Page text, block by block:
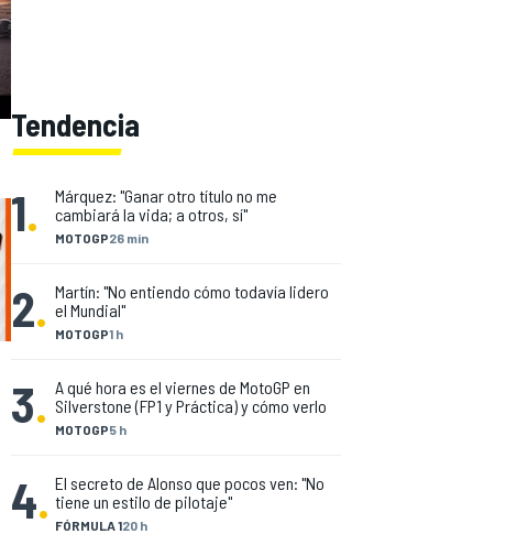
Tendencia
1. MOTOGP26 min
Márquez: "Ganar otro título no me
cambiará la vida; a otros, sí"
2. MOTOGP1 h
Martín: "No entiendo cómo todavía lidero
el Mundial"
3. MOTOGP5 h
A qué hora es el viernes de MotoGP en
Silverstone (FP1 y Práctica) y cómo verlo
4. FÓRMULA 120 h
El secreto de Alonso que pocos ven: "No
tiene un estilo de pilotaje"